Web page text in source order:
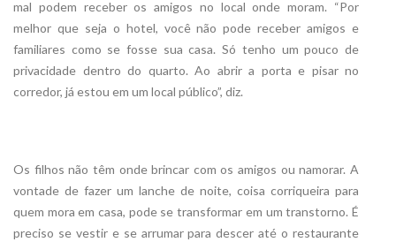
mal podem receber os amigos no local onde moram. “Por
melhor que seja o hotel, você não pode receber amigos e
familiares como se fosse sua casa. Só tenho um pouco de
privacidade dentro do quarto. Ao abrir a porta e pisar no
corredor, já estou em um local público”, diz.
Os filhos não têm onde brincar com os amigos ou namorar. A
vontade de fazer um lanche de noite, coisa corriqueira para
quem mora em casa, pode se transformar em um transtorno. É
preciso se vestir e se arrumar para descer até o restaurante